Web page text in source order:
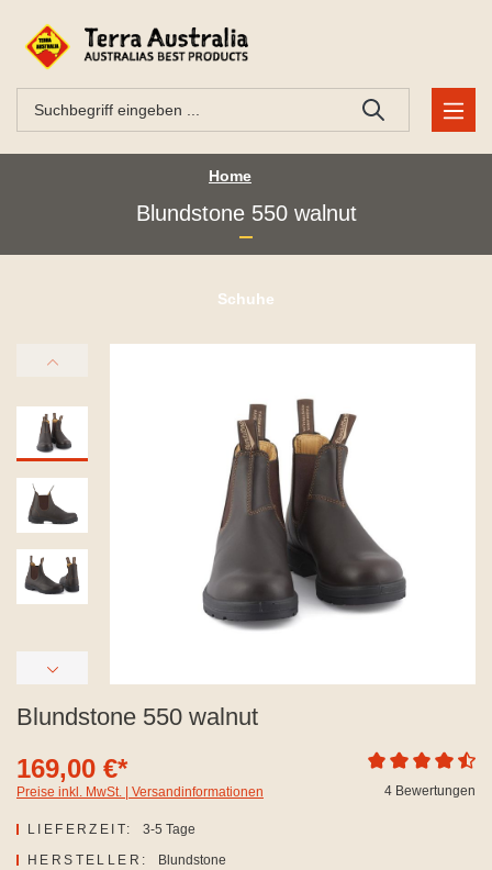
Home
Blundstone 550 walnut
Schuhe
Blundstone 550 walnut
169,00 €*
Preise inkl. MwSt. | Versandinformationen 4 Bewertungen
LIEFERZEIT:
3-5 Tage
HERSTELLER:
Blundstone